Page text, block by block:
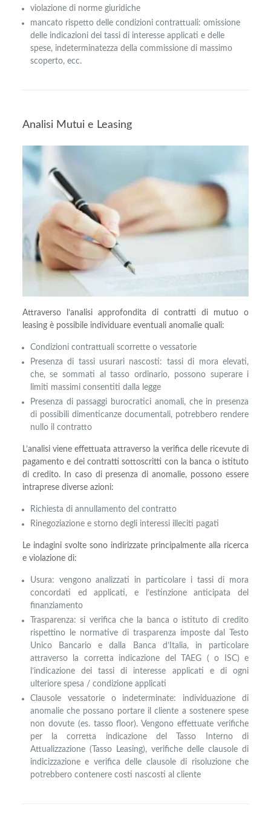
violazione di norme giuridiche
mancato rispetto delle condizioni contrattuali: omissione
delle indicazioni dei tassi di interesse applicati e delle
spese, indeterminatezza della commissione di massimo
scoperto, ecc.
Analisi Mutui e Leasing
Attraverso l’analisi approfondita di contratti di mutuo o
leasing è possibile individuare eventuali anomalie quali:
Condizioni contrattuali scorrette o vessatorie
Presenza di tassi usurari nascosti: tassi di mora elevati,
che, se sommati al tasso ordinario, possono superare i
limiti massimi consentiti dalla legge
Presenza di passaggi burocratici anomali, che in presenza
di possibili dimenticanze documentali, potrebbero rendere
nullo il contratto
L’analisi viene effettuata attraverso la verifica delle ricevute di
pagamento e dei contratti sottoscritti con la banca o istituto
di credito. In caso di presenza di anomalie, possono essere
intraprese diverse azioni:
Richiesta di annullamento del contratto
Rinegoziazione e storno degli interessi illeciti pagati
Le indagini svolte sono indirizzate principalmente alla ricerca
e violazione di:
Usura: vengono analizzati in particolare i tassi di mora
concordati ed applicati, e l’estinzione anticipata del
finanziamento
Trasparenza: si verifica che la banca o istituto di credito
rispettino le normative di trasparenza imposte dal Testo
Unico Bancario e dalla Banca d’Italia, in particolare
attraverso la corretta indicazione del TAEG ( o ISC) e
l’indicazione dei tassi di interesse applicati e di ogni
ulteriore spesa / condizione applicati
Clausole vessatorie o indeterminate: individuazione di
anomalie che possano portare il cliente a sostenere spese
non dovute (es. tasso floor). Vengono effettuate verifiche
per la corretta indicazione del Tasso Interno di
Attualizzazione (Tasso Leasing), verifiche delle clausole di
indicizzazione e verifica delle clausole di risoluzione che
potrebbero contenere costi nascosti al cliente